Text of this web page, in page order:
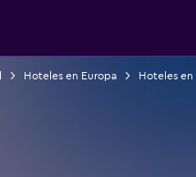
Hoteles en Europa Hoteles en